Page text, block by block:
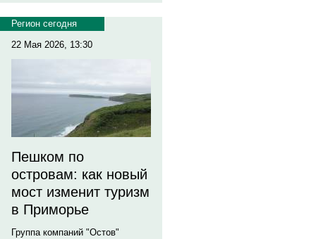
Регион сегодня
22 Мая 2026, 13:30
Пешком по
островам: как новый
мост изменит туризм
в Приморье
Группа компаний "Остов"